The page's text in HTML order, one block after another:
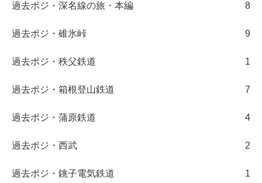
過去ポジ・深名線の旅・本編 8
過去ポジ・碓氷峠 9
過去ポジ・秩父鉄道 1
過去ポジ・箱根登山鉄道 7
過去ポジ・蒲原鉄道 4
過去ポジ・西武 2
過去ポジ・銚子電気鉄道 1